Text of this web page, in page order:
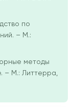
по
– М.:
методы
– М.: Литтерра,